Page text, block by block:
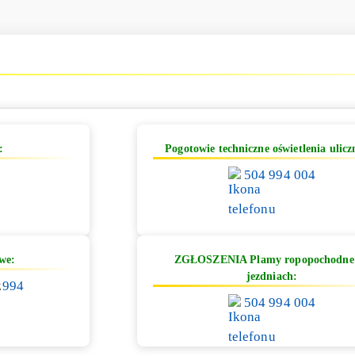
Pogotowie techniczne oświetlenia
504 994 004
994
ZGŁOSZENIA Plamy
jezdniach:
504 994 004